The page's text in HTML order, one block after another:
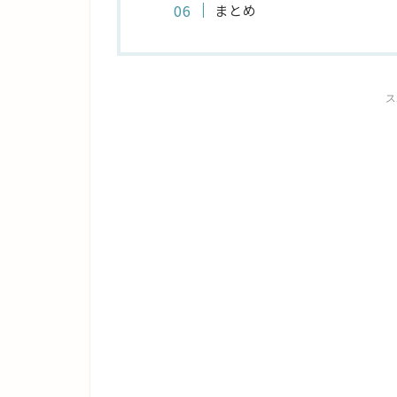
まとめ